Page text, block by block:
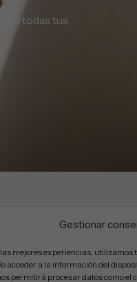
Gestionar
mejores experiencias, utilizamos
acceder a la información del
permitirá procesar datos como el
todas tus